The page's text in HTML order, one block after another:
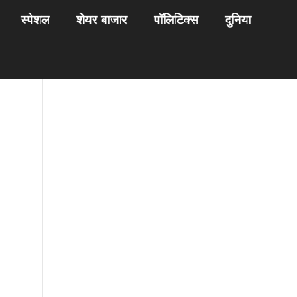
स्पेशल शेयर बाजार पॉलिटिक्स दुनिया